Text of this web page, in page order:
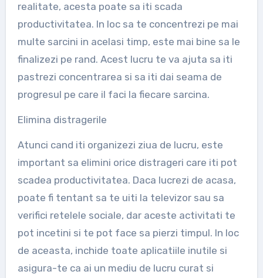
realitate, acesta poate sa iti scada
productivitatea. In loc sa te concentrezi pe mai
multe sarcini in acelasi timp, este mai bine sa le
finalizezi pe rand. Acest lucru te va ajuta sa iti
pastrezi concentrarea si sa iti dai seama de
progresul pe care il faci la fiecare sarcina.
Elimina distragerile
Atunci cand iti organizezi ziua de lucru, este
important sa elimini orice distrageri care iti pot
scadea productivitatea. Daca lucrezi de acasa,
poate fi tentant sa te uiti la televizor sau sa
verifici retelele sociale, dar aceste activitati te
pot incetini si te pot face sa pierzi timpul. In loc
de aceasta, inchide toate aplicatiile inutile si
asigura-te ca ai un mediu de lucru curat si